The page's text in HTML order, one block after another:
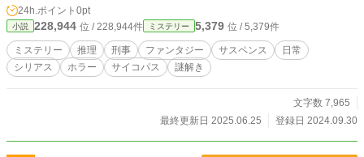
24h.ポイント 0pt
小説 228,944 位 / 228,944件 ミステリー 5,379 位 / 5,379件
ミステリー 推理 刑事 ファンタジー サスペンス
日常
シリアス
ホラー サイコパス 謎解き
文字数 7,965
最終更新日 2025.06.25
登録日 2024.09.30